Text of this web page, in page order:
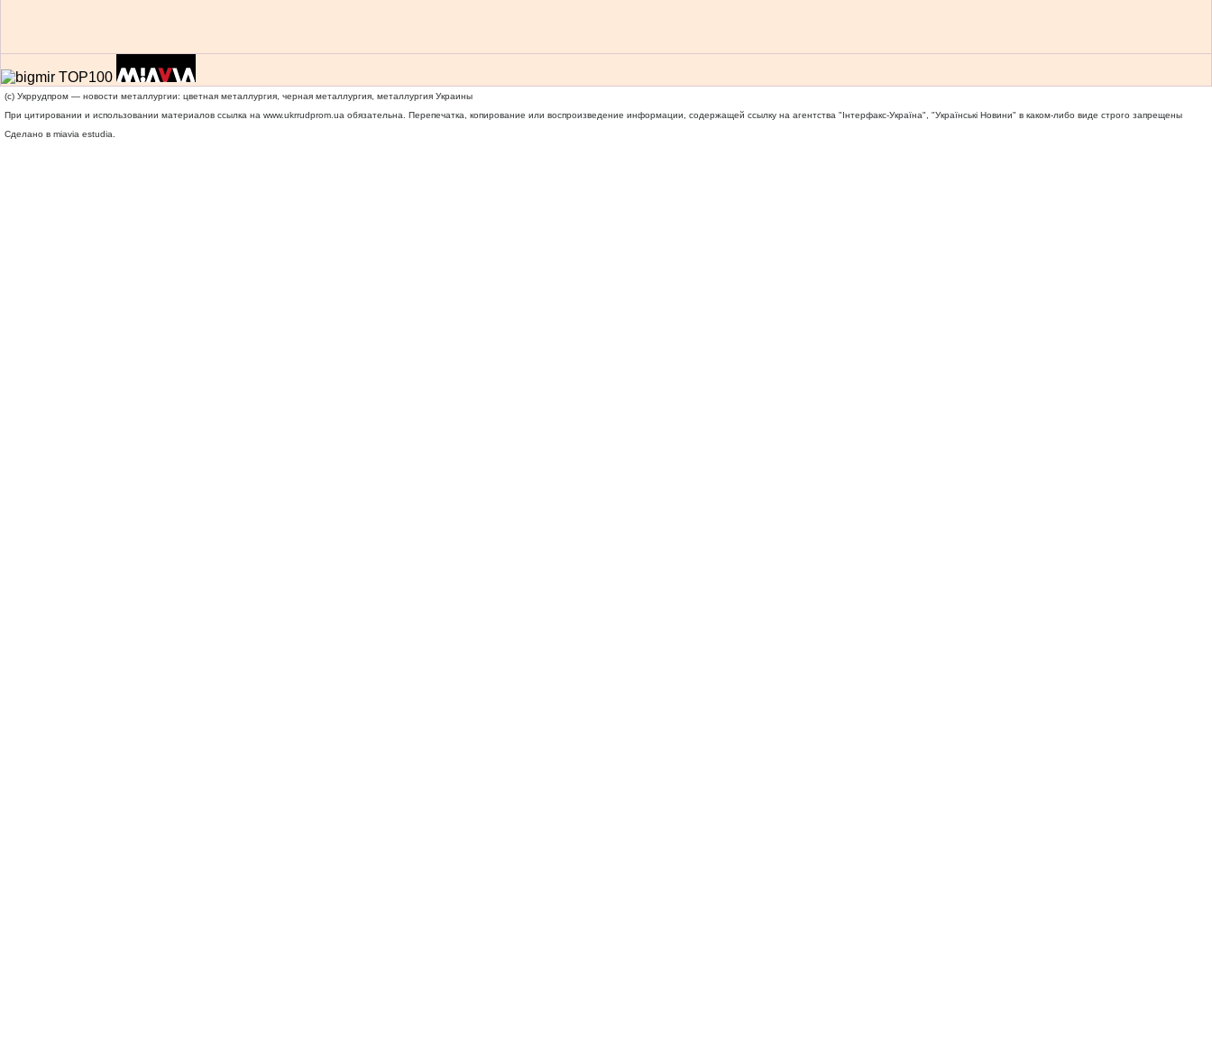
(c) Укррудпром — новости металлургии: цветная металлургия, черная металлургия, металлургия Украины
При цитировании и использовании материалов ссылка на www.ukrrudprom.ua обязательна. Перепечатка, копирование или воспроизведение информации, содержащей ссылку на агентства "Iнтерфакс-Україна", "Українськi Новини" в каком-либо виде строго запрещены
Сделано в miavia estudia.